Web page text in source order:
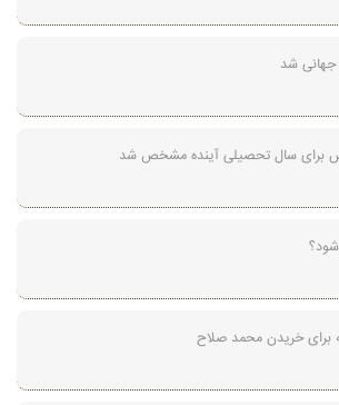
جهانی شد
برای سال تحصیلی آینده مشخص شد
برای خریدن محمد صلاح